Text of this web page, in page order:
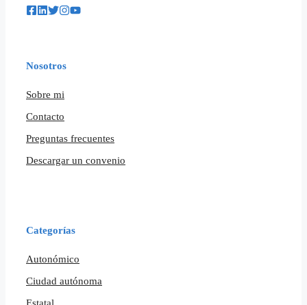
Nosotros
Sobre mi
Contacto
Preguntas frecuentes
Descargar un convenio
Categorías
Autonómico
Ciudad autónoma